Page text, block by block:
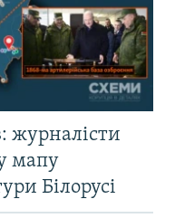
журналісти
мапу
Білорусі